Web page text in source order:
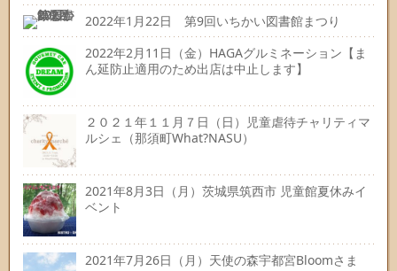
2022年1月22日 第9回いちかい図書館まつり
2022年2月11日（金）HAGAグルミネーション【ま
ん延防止適用のため出店は中止します】
２０２１年１１月７日（日）児童虐待チャリティマ
ルシェ（那須町What?NASU）
2021年8月3日（月）茨城県筑西市 児童館夏休みイ
ベント
2021年7月26日（月）天使の森宇都宮Bloomさま